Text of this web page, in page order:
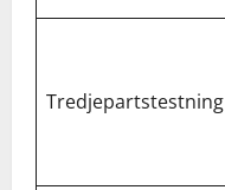
Tredjepartstestning